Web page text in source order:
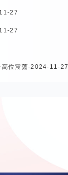
27
27
高位震荡-2024-11-27